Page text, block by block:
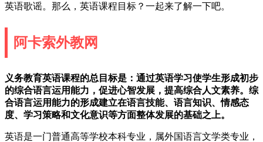
英语歌谣。那么，英语课程目标？一起来了解一下吧。
阿卡索外教网
义务教育英语课程的总目标是：通过英语学习使学生形成初步
的综合语言运用能力，促进心智发展，提高综合人文素养。综
合语言运用能力的形成建立在语言技能、语言知识、情感态
度、学习策略和文化意识等方面整体发展的基础之上。
英语是一门普通高等学校本科专业，属外国语言文学类专业，